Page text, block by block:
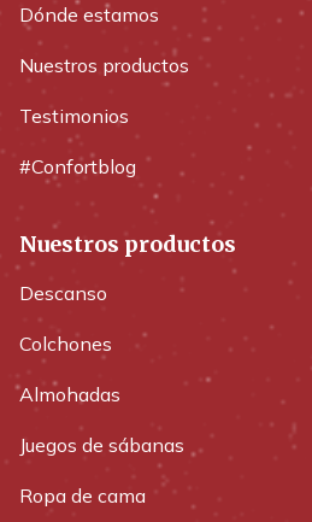
Dónde estamos
Nuestros productos
Testimonios
#Confortblog
Nuestros productos
Descanso
Colchones
Almohadas
Juegos de sábanas
Ropa de cama